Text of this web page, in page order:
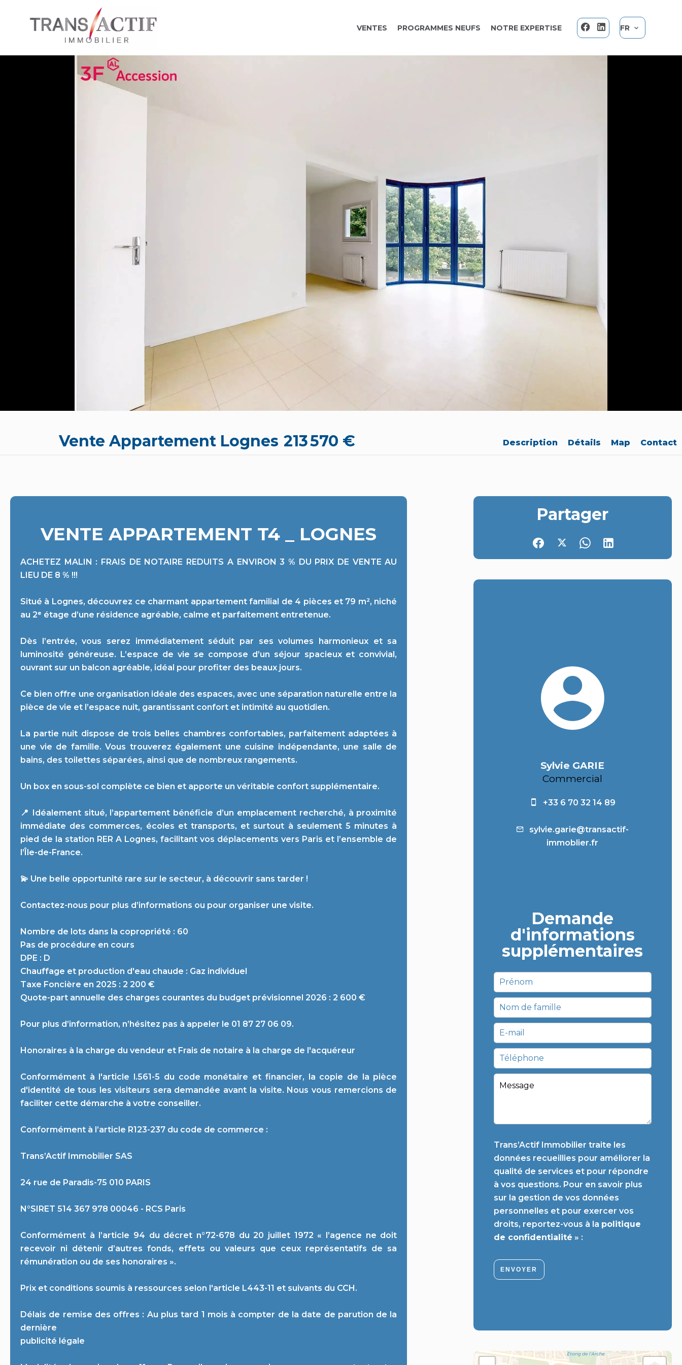
VENTES PROGRAMMES NEUFS NOTRE EXPERTISE FR
Vente Appartement Lognes 213 570 € Description Détails Map Contact
VENTE APPARTEMENT T4 _ LOGNES
ACHETEZ MALIN : FRAIS DE NOTAIRE REDUITS A ENVIRON 3 % DU PRIX DE VENTE AU
LIEU DE 8 % !!!
Situé à Lognes, découvrez ce charmant appartement familial de 4 pièces et 79 m², niché
au 2ᵉ étage d’une résidence agréable, calme et parfaitement entretenue.
Dès l’entrée, vous serez immédiatement séduit par ses volumes harmonieux et sa
luminosité généreuse. L’espace de vie se compose d’un séjour spacieux et convivial,
ouvrant sur un balcon agréable, idéal pour profiter des beaux jours.
Ce bien offre une organisation idéale des espaces, avec une séparation naturelle entre la
pièce de vie et l’espace nuit, garantissant confort et intimité au quotidien.
La partie nuit dispose de trois belles chambres confortables, parfaitement adaptées à
une vie de famille. Vous trouverez également une cuisine indépendante, une salle de
bains, des toilettes séparées, ainsi que de nombreux rangements.
Un box en sous-sol complète ce bien et apporte un véritable confort supplémentaire.
📍 Idéalement situé, l’appartement bénéficie d’un emplacement recherché, à proximité
immédiate des commerces, écoles et transports, et surtout à seulement 5 minutes à
pied de la station RER A Lognes, facilitant vos déplacements vers Paris et l’ensemble de
l’Île-de-France.
💫 Une belle opportunité rare sur le secteur, à découvrir sans tarder !
Contactez-nous pour plus d’informations ou pour organiser une visite.
Nombre de lots dans la copropriété : 60
Pas de procédure en cours
DPE : D
Chauffage et production d'eau chaude : Gaz individuel
Taxe Foncière en 2025 : 2 200 €
Quote-part annuelle des charges courantes du budget prévisionnel 2026 : 2 600 €
Pour plus d’information, n’hésitez pas à appeler le 01 87 27 06 09.
Honoraires à la charge du vendeur et Frais de notaire à la charge de l'acquéreur
Conformément à l'article l.561-5 du code monétaire et financier, la copie de la pièce
d'identité de tous les visiteurs sera demandée avant la visite. Nous vous remercions de
faciliter cette démarche à votre conseiller.
Conformément à l’article R123-237 du code de commerce :
Trans’Actif Immobilier SAS
24 rue de Paradis-75 010 PARIS
N°SIRET 514 367 978 00046 - RCS Paris
Conformément à l’article 94 du décret n°72-678 du 20 juillet 1972 « l’agence ne doit
recevoir ni détenir d’autres fonds, effets ou valeurs que ceux représentatifs de sa
rémunération ou de ses honoraires ».
Prix et conditions soumis à ressources selon l'article L443-11 et suivants du CCH.
Délais de remise des offres : Au plus tard 1 mois à compter de la date de parution de la
dernière
publicité légale
Partager
Sylvie GARIE
Commercial
+33 6 70 32 14 89
sylvie.garie@transactif-
immoblier.fr
Demande
d'informations
supplémentaires
Trans’Actif Immobilier traite les
données recueillies pour améliorer la
qualité de services et pour répondre
à vos questions. Pour en savoir plus
sur la gestion de vos données
personnelles et pour exercer vos
droits, reportez-vous à la politique
de confidentialité » :
ENVOYER